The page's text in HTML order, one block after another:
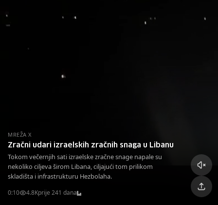
MREŽA X
Zračni udari izraelskih zračnih snaga u Libanu
Tokom večernjih sati izraelske zračne snage napale su
nekoliko ciljeva širom Libana, ciljajući tom prilikom
skladišta i infrastrukturu Hezbolaha.
0:10 4.8Kprije 241 dana